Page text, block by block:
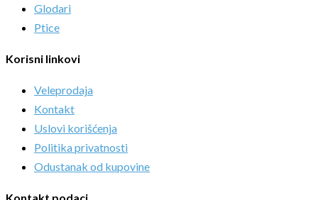
Glodari
Ptice
Korisni linkovi
Veleprodaja
Kontakt
Uslovi korišćenja
Politika privatnosti
Odustanak od kupovine